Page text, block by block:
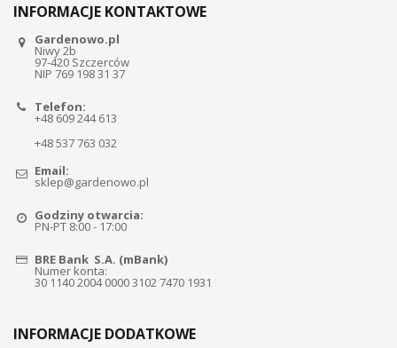
INFORMACJE KONTAKTOWE
Gardenowo.pl
Niwy 2b
97-420 Szczerców
NIP 769 198 31 37
Telefon:
+48 609 244 613
+48 537 763 032
Email:
sklep@gardenowo.pl
Godziny otwarcia:
PN-PT 8:00 - 17:00
BRE Bank S.A. (mBank)
Numer konta:
30 1140 2004 0000 3102 7470 1931
INFORMACJE DODATKOWE